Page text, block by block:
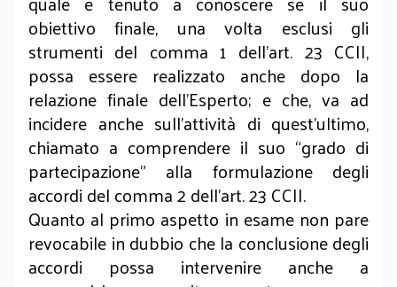
obiettivo finale, una volta esclusi gli
strumenti del comma 1 dell’art. 23 CCII,
possa essere realizzato anche dopo la
relazione finale dell’Esperto; e che, va ad
incidere anche sull’attività di quest’ultimo,
chiamato a comprendere il suo “grado di
partecipazione” alla formulazione degli
accordi del comma 2 dell’art. 23 CCII.
Quanto al primo aspetto in esame non pare
revocabile in dubbio che la conclusione degli
accordi possa intervenire anche a